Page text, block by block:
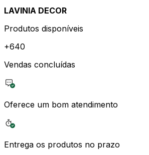
LAVINIA DECOR
Produtos disponíveis
+640
Vendas concluídas
Oferece um bom atendimento
Entrega os produtos no prazo